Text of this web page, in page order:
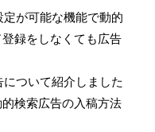
が可能な機能で動的
録をしなくても広告
ついて紹介しました
検索広告の入稿方法